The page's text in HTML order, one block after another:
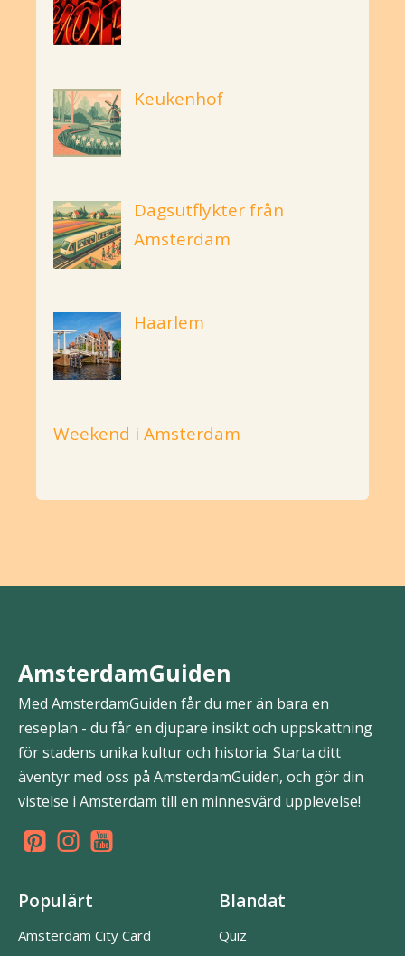
Keukenhof
Dagsutflykter från
Amsterdam
Haarlem
Weekend i Amsterdam
AmsterdamGuiden
Med AmsterdamGuiden får du mer än bara en
reseplan - du får en djupare insikt och uppskattning
för stadens unika kultur och historia. Starta ditt
äventyr med oss på AmsterdamGuiden, och gör din
vistelse i Amsterdam till en minnesvärd upplevelse!
Populärt
Amsterdam City Card
Blandat
Quiz